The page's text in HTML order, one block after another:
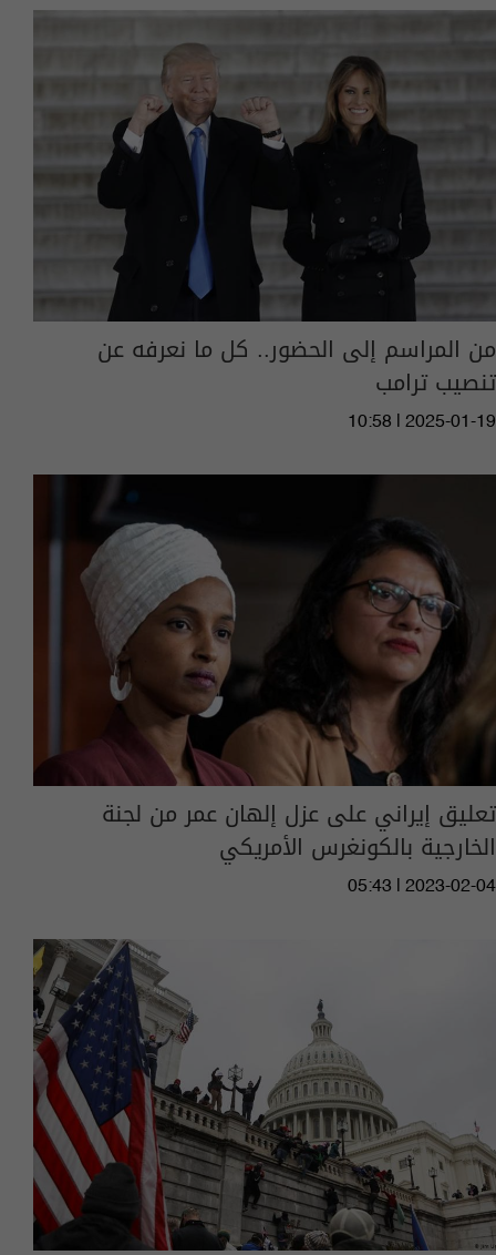
من المراسم إلى الحضور.. كل ما نعرفه عن
تنصيب ترامب
10:58 | 2025-01-19
تعليق إيراني على عزل إلهان عمر من لجنة
الخارجية بالكونغرس الأمريكي
05:43 | 2023-02-04